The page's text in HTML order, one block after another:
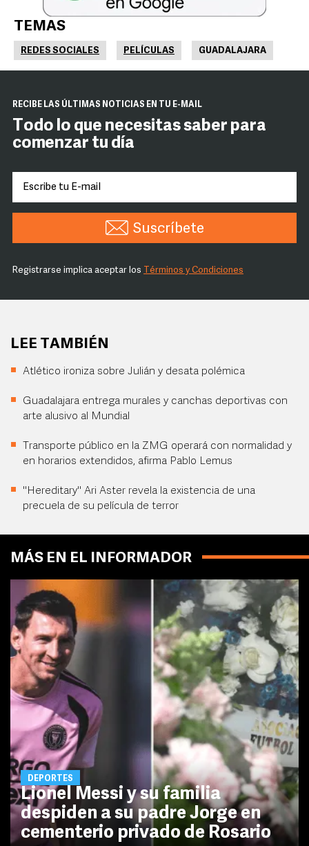
TEMAS
REDES SOCIALES PELÍCULAS GUADALAJARA
RECIBE LAS ÚLTIMAS NOTICIAS EN TU E-MAIL
Todo lo que necesitas saber para
comenzar tu día
Suscríbete
Registrarse implica aceptar los Términos y Condiciones
LEE TAMBIÉN
Atlético ironiza sobre Julián y desata polémica
Guadalajara entrega murales y canchas deportivas con
arte alusivo al Mundial
Transporte público en la ZMG operará con normalidad y
en horarios extendidos, afirma Pablo Lemus
"Hereditary" Ari Aster revela la existencia de una
precuela de su película de terror
MÁS EN EL INFORMADOR
DEPORTES
Lionel Messi y su familia
despiden a su padre Jorge en
cementerio privado de Rosario